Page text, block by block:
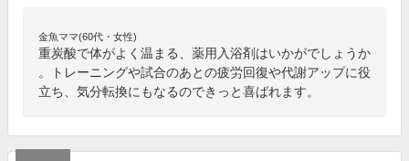
金魚ママ(60代・女性)
重炭酸で体がよく温まる、薬用入浴剤はいかがでしょうか
。トレーニングや試合のあとの疲労回復や代謝アップに役
立ち、気分転換にもなるのできっと喜ばれます。